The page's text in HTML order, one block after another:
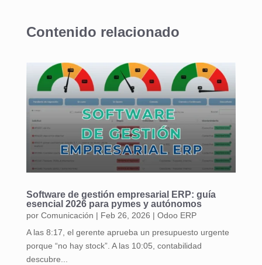
Contenido relacionado
Software de gestión empresarial ERP: guía
esencial 2026 para pymes y autónomos
por Comunicación | Feb 26, 2026 | Odoo ERP
A las 8:17, el gerente aprueba un presupuesto urgente
porque “no hay stock”. A las 10:05, contabilidad
descubre...